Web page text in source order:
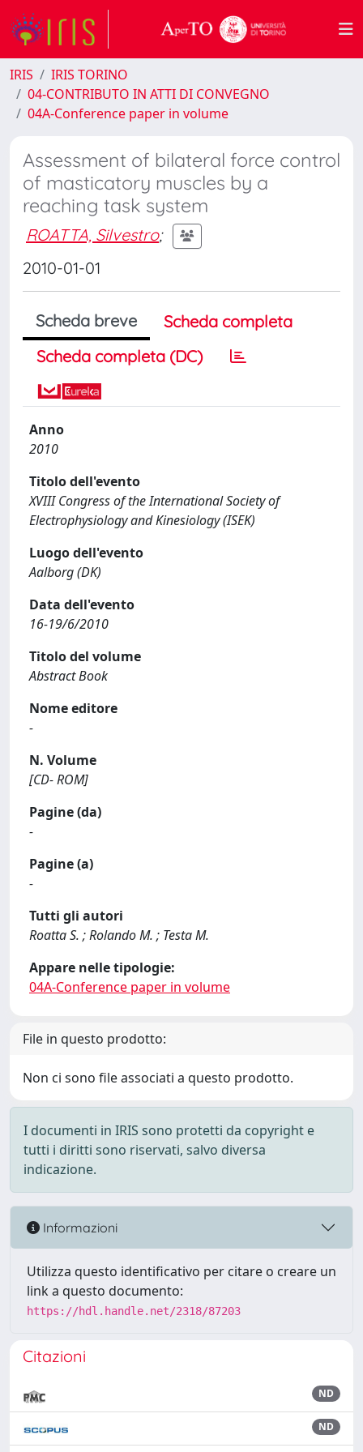
IRIS
IRIS TORINO
04-CONTRIBUTO IN ATTI DI CONVEGNO
04A-Conference paper in volume
Assessment of bilateral force control
of masticatory muscles by a
reaching task system
ROATTA, Silvestro;
2010-01-01
Scheda breve
Scheda completa
Scheda completa (DC)
Anno
2010
Titolo dell'evento
XVIII Congress of the International Society of
Electrophysiology and Kinesiology (ISEK)
Luogo dell'evento
Aalborg (DK)
Data dell'evento
16-19/6/2010
Titolo del volume
Abstract Book
Nome editore
-
N. Volume
[CD- ROM]
Pagine (da)
-
Pagine (a)
-
Tutti gli autori
Roatta S. ; Rolando M. ; Testa M.
Appare nelle tipologie:
04A-Conference paper in volume
File in questo prodotto:
Non ci sono file associati a questo prodotto.
I documenti in IRIS sono protetti da copyright e
tutti i diritti sono riservati, salvo diversa
indicazione.
Informazioni
Utilizza questo identificativo per citare o creare un
link a questo documento:
https://hdl.handle.net/2318/87203
Citazioni
ND
ND